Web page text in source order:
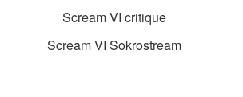
Scream VI critique
Scream VI Sokrostream